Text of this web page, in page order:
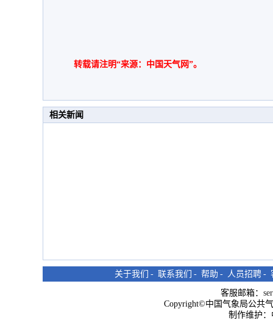
转载请注明“来源：中国天气网”。
相关新闻
关于我们 - 联系我们 - 帮助 - 人员招聘 -
客服邮箱：
Copyright©中国气象局公共
制作维护